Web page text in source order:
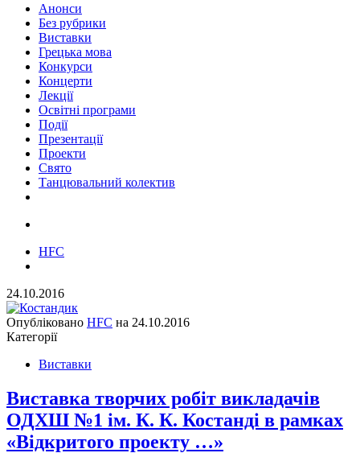
Анонси
Без рубрики
Виставки
Грецька мова
Конкурси
Концерти
Лекції
Освітні програми
Події
Презентації
Проекти
Свято
Танцювальний колектив
HFC
24.10.2016
Опубліковано HFC на 24.10.2016
Категорії
Виставки
Виставка творчих робіт викладачів
ОДХШ №1 ім. К. К. Костанді в рамках
«Відкритого проекту …»